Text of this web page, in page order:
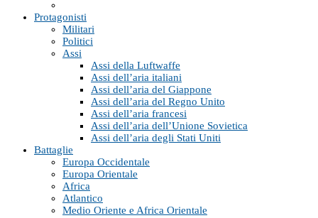
Protagonisti
Militari
Politici
Assi
Assi della Luftwaffe
Assi dell’aria italiani
Assi dell’aria del Giappone
Assi dell’aria del Regno Unito
Assi dell’aria francesi
Assi dell’aria dell’Unione Sovietica
Assi dell’aria degli Stati Uniti
Battaglie
Europa Occidentale
Europa Orientale
Africa
Atlantico
Medio Oriente e Africa Orientale